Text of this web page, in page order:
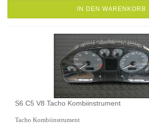
IN DEN WARENKORB
S6 C5 V8 Tacho Kombiinstrument
Tacho Kombiinstrument